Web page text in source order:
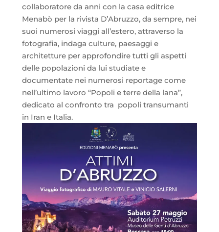
collaboratore da anni con la casa editrice
Menabò per la rivista D’Abruzzo, da sempre, nei
suoi numerosi viaggi all’estero, attraverso la
fotografia, indaga culture, paesaggi e
architetture per approfondire tutti gli aspetti
delle popolazioni da lui studiate e
documentate nei numerosi reportage come
nell’ultimo lavoro “Popoli e terre della lana”,
dedicato al confronto tra popoli transumanti
in Iran e Italia.